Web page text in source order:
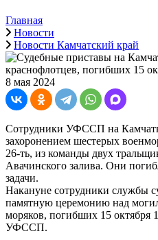
Главная
Новости
Новости Камчатский край
8 мая 2024
Сотрудники УФССП на
захоронением шестерых
26-ть, из команды двух
Авачинского залива. Они
задачи.
Накануне сотрудники службы
памятную церемонию над
моряков, погибших 15 октября
УФССП.